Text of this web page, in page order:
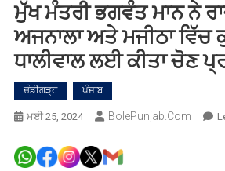
ਮੁੱਖ ਮੰਤਰੀ ਭਗਵੰਤ ਮਾਨ ਨੇ
ਅਜਨਾਲਾ ਅਤੇ ਮਜੀਠਾ ਵਿੱਚ
ਧਾਲੀਵਾਲ ਲਈ ਕੀਤਾ ਚੋਣ
ਚੰਡੀਗੜ੍ਹ ਪੰਜਾਬ
ਮਈ 25, 2024 BolePunjab.com